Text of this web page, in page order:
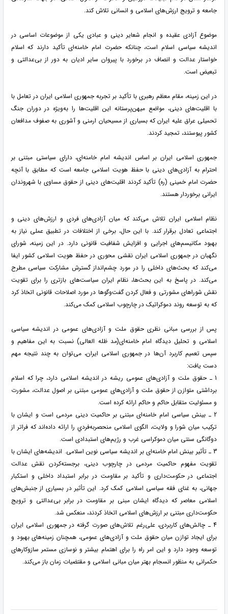
جامعه و ترویج ارزش‌های اسلامی و انسانی تلاش کند.
موضوع آزادی عقیده و انجام شعایر دینی و عبادی یکی از موضوعات اساسی در
اندیشه سیاسی اسلام است، چنانکه حضرت امام خامنه‌ای تأکید دارند که اسلام
خواستار عدالت و انصاف در برخورد با پیروان سایر ادیان به دور از بی‌عدالتی و
تبعیض است.
در این زمینه، مقام معظم رهبری با تأکید بر تجربه جمهوری اسلامی ایران در تعامل با
با اقلیت‌های دینی، مواضع میهن‌پرستانه این اقلیت‌ها را به‌ویژه در دوران جنگ
تحمیلی عراق علیه ایران که بسیاری از مسیحیان ارمنی و آشوری به صفوف مدافعان
کشور پیوستند، تمجید کردند.
جمهوری اسلامی ایران بر اساس اندیشه امام خامنه‌ای، دارای سیاستی مبتنی بر
احترام به آزادی‌های دینی با حفظ هویت اسلامی جامعه است که مطابق با آنچه
حضرت امام خمینی (ره) تأکید کردند اقلیت‌های دینی از حقوق مساوی با شهروندان
ایرانی برخوردار هستند.
نظام اسلامی ایران تلاش می‌کند که میان آزادی‌های فردی و ارزش‌های دینی و
اجتماعی تعادل برقرار کند. با این حال، برخی از اختلافات در تطبیق عملی نیاز به
بهبود مکانیسم‌های اجرایی و افزایش شفافیت قانونی دارد. در این زمینه، شورای
نگهبان در جمهوری اسلامی ایران نقشی محوری در حفظ هویت اسلامی کشور ایفا
می‌کند که بحث‌های داخلی را در مورد چشم‌انداز گسترش مشارکت سیاسی مطرح
می‌کند. در پاسخ به این بحث‌ها، نظام ایران سیاست‌های بازتری را برای تقویت
نقش شوراهای مشورتی و فعال کردن گفت‌وگوها در مورد اصلاحات قانونی اتخاذ کرد
که به توسعه روند دموکراتیک در چارچوب اسلامی کمک می‌کند.
پس از بررسی مبانی نظری حقوق ملت و آزادی‌های عمومی در اندیشه سیاسی
اسلامی و تحلیل دیدگاه امام خامنه‌ای(مد ظله العالی) نسبت به این مفاهیم و
سپس تعمیم کاربرد آن‌ها در جمهوری اسلامی ایران، می‌توان به چند نتیجه مهم
دست یافت:
1 ـ حقوق ملت و آزادی‌های عمومی ریشه در اندیشه اسلامی دارد، چرا که اسلام
برداشتی متوازن از حقوق ملت و آزادی‌های عمومی مبتنی بر اصول عدالت، مشورت
و مسئولیت متقابل حاکم و حاکم ارائه کرده است.
2 ـ بینش سیاسی امام خامنه‌ای مبتنی بر حاكميت دينی مردمی است و ایشان با
ترکیب میان شورا و ولايت، الگوی اسلامی منحصربه‌فردي را ارائه داده‌اند كه فراتر از
دوگانگی سنتی ميان دموكراسی غرب و رژيم‌های استبدادی است.
3 ـ تأثیر بینش امام خامنه‌ای بر اندیشه سیاسی نوین اسلامی. اندیشه‌های ایشان با
تقویت مفهوم حاکمیت مردمی در چارچوب دینی، برجسته‌کردن نقش عدالت
اجتماعی در حکومت‌داری و تأکید بر مقاومت در برابر استبداد داخلی و استکبار
جهانی، به غنای فقه سیاسی اسلامی کمک کرد. این تأثیر در بسیاری از جنبش‌های
اسلامی معاصر که دیدگاه ایشان مبنی بر مقاومت در برابر بی‌عدالتی و ترویج
حکومت‌داری مبتنی بر ارزش‌های اسلامی اتخاذ کردند، منعکس شد.
4 ـ چالش‌های کاربردی، علی‌رغم تلاش‌های صورت گرفته در جمهوری اسلامی ایران
برای ایجاد توازن میان حقوق ملت و آزادی‌های عمومی، همچنان زمینه‌های بهبود و
توسعه وجود دارد و این امر راه را برای اهتمام بیشتر و نوسازی مستمر سازوکارهای
حکمرانی به منظور انسجام بهتر میان مبانی اسلامی و مقتضیات زمان باز می‌کند.